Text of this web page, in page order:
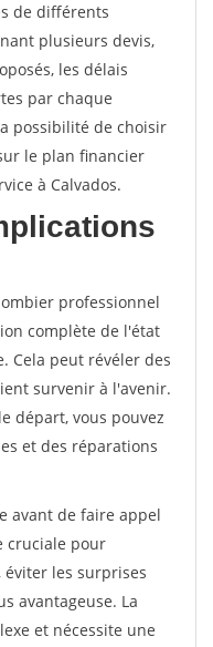
de différents
plusieurs devis,
les délais
par chaque
possibilité de choisir
le plan financier
à Calvados.
professionnel
complète de l'état
Cela peut révéler des
survenir à l'avenir.
départ, vous pouvez
et des réparations
avant de faire appel
cruciale pour
les surprises
avantageuse. La
et nécessite une